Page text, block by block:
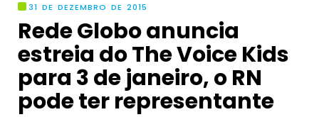
31 DE DEZEMBRO DE 2015
Rede Globo anuncia
estreia do The Voice Kids
para 3 de janeiro, o RN
pode ter representante